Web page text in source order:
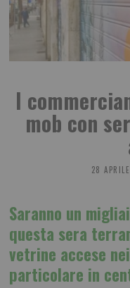
I
mob con
28
Saranno un
questa sera
vetrine accese
particolare in